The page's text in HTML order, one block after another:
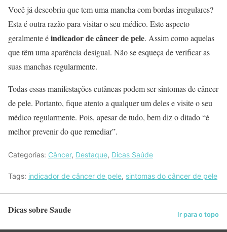
Você já descobriu que tem uma mancha com bordas irregulares?
Esta é outra razão para visitar o seu médico. Este aspecto
geralmente éindicador de câncer de pele. Assim como aquelas
que têm uma aparência desigual. Não se esqueça de verificar as
suas manchas regularmente.
Todas essas manifestações cutâneas podem ser sintomas de câncer
de pele. Portanto, fique atento a qualquer um deles e visite o seu
médico regularmente. Pois, apesar de tudo, bem diz o ditado “é
melhor prevenir do que remediar”.
Categorias: Câncer, Destaque, Dicas Saúde
Tags: indicador de câncer de pele, sintomas do câncer de pele
Dicas sobre Saude Ir para o topo